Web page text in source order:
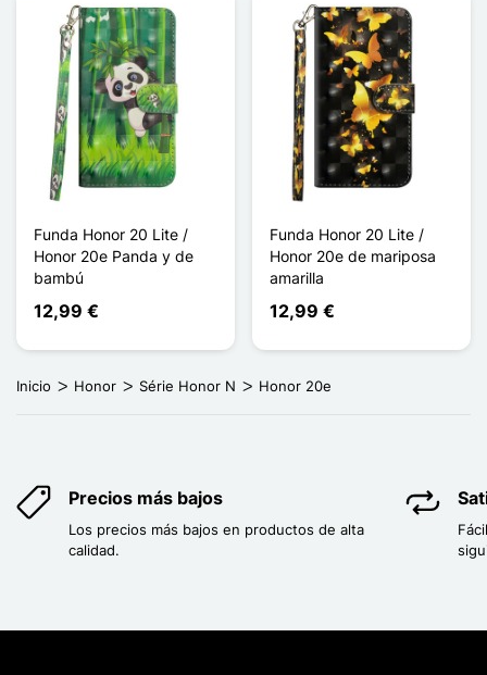
Funda Honor 20 Lite /
Honor 20e Panda y de
bambú
12,99 €
Funda Honor 20 Lite /
Honor 20e de mariposa
amarilla
12,99 €
Inicio Honor Série Honor N Honor 20e
Precios más bajos
Los precios más bajos en productos de alta
calidad.